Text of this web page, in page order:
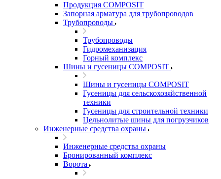
Продукция COMPOSIT
Запорная арматура для трубопроводов
Трубопроводы
Трубопроводы
Гидромеханизация
Горный комплекс
Шины и гусеницы COMPOSIT
Шины и гусеницы COMPOSIT
Гусеницы для сельскохозяйственной
техники
Гусеницы для строительной техники
Цельнолитые шины для погрузчиков
Инженерные средства охраны
Инженерные средства охраны
Бронированный комплекс
Ворота